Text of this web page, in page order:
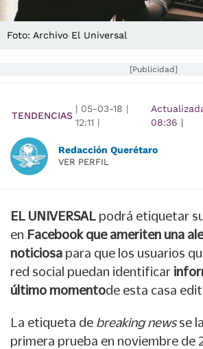
Foto: Archivo El Universal
[Publicidad]
TENDENCIAS
| 05-03-18 |
12:11 |
08:36 |
Redacción Querétaro
VER PERFIL
EL UNIVERSAL podrá etiquetar
en Facebook que ameriten una
noticiosa para que los usuarios
red social puedan identificar
último momentode esta casa
La etiqueta de breaking newsse
primera prueba en noviembre de